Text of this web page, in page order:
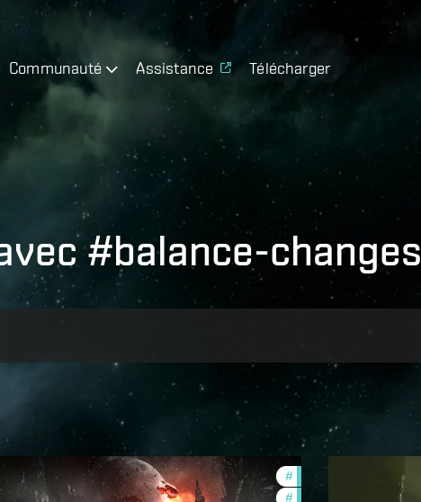
Communauté Assistance Télécharger
#balance-changes
3
#balance-changes
#zenith-2020-quadrant-3